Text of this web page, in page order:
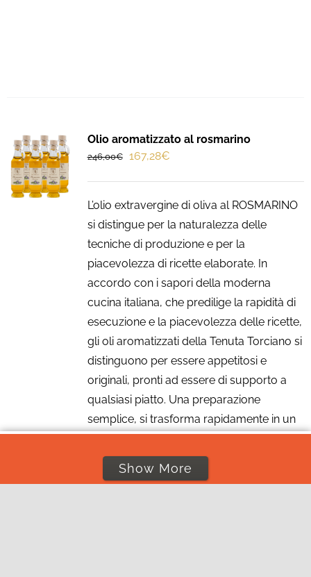
Olio aromatizzato al rosmarino
246,00€
Il
era:
246,00€.
167,28€Il
è:
167,28€.
L’olio extravergine di oliva al ROSMARINO
si distingue per la naturalezza delle
tecniche di produzione e per la
piacevolezza di ricette elaborate. In
accordo con i sapori della moderna
cucina italiana, che predilige la rapidità di
esecuzione e la piacevolezza delle ricette,
gli oli aromatizzati della Tenuta Torciano si
distinguono per essere appetitosi e
originali, pronti ad essere di supporto a
qualsiasi piatto. Una preparazione
semplice, si trasforma rapidamente in un
piatto piacevole e gustoso da gustare con
la famiglia e gli amici.
Show More